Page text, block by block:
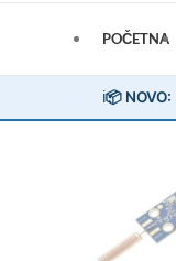
POČETNA
ℹ️📦 NOVO: